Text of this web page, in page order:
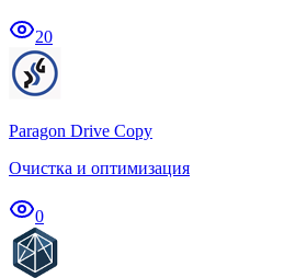
20
Paragon Drive Copy
Очистка и оптимизация
0